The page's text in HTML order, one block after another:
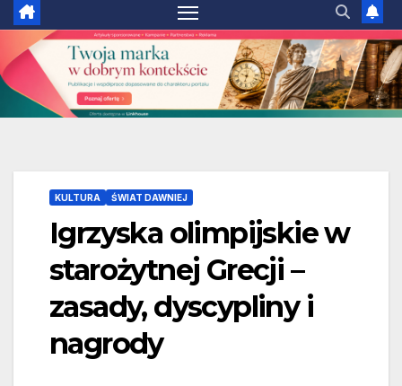
KULTURA ŚWIAT DAWNIEJ
Igrzyska olimpijskie w
starożytnej Grecji –
zasady, dyscypliny i
nagrody